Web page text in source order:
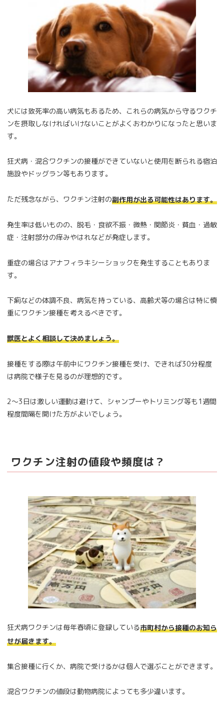
犬には致死率の高い病気もあるため、これらの病気から守るワクチ
ンを摂取しなければいけないことがよくおわかりになったと思いま
す。
狂犬病・混合ワクチンの接種ができていないと使用を断られる宿泊
施設やドッグラン等もあります。
ただ残念ながら、ワクチン注射の副作用が出る可能性はあります。
発生率は低いものの、脱毛・食欲不振・微熱・関節炎・貧血・過敏
症・注射部分の痒みやはれなどが発症します。
重症の場合はアナフィラキシーショックを発生することもありま
す。
下痢などの体調不良、病気を持っている、高齢犬等の場合は特に慎
重にワクチン接種を考えるべきです。
獣医とよく相談して決めましょう。
接種をする際は午前中にワクチン接種を受け、できれば30分程度
は病院で様子を見るのが理想的です。
2～3日は激しい運動は避けて、シャンプーやトリミング等も1週間
程度間隔を開けた方がよいでしょう。
ワクチン注射の値段や頻度は？
狂犬病ワクチンは毎年春頃に登録している市町村から接種のお知ら
せが届きます。
集合接種に行くか、病院で受けるかは個人で選ぶことができます。
混合ワクチンの値段は動物病院によっても多少違います。